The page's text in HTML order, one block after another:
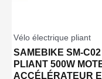
Vélo électrique pliant
SAMEBIKE SM-
PLIANT 500W
ACCÉLÉRATEUR